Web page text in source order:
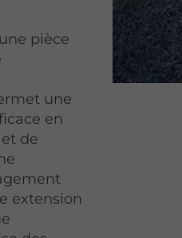
pièce
une
en
de
extension